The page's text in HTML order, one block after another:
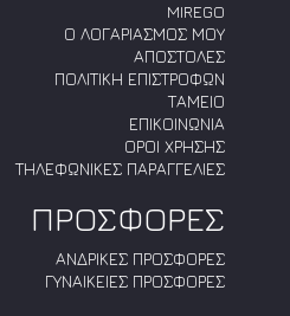
MIREGO
Ο ΛΟΓΑΡΙΑΣΜΟΣ ΜΟΥ
ΑΠΟΣΤΟΛΕΣ
ΠΟΛΙΤΙΚΗ ΕΠΙΣΤΡΟΦΩΝ
ΤΑΜΕΙΟ
ΕΠΙΚΟΙΝΩΝΙΑ
ΟΡΟΙ ΧΡΗΣΗΣ
ΤΗΛΕΦΩΝΙΚΕΣ ΠΑΡΑΓΓΕΛΙΕΣ
ΠΡΟΣΦΟΡΕΣ
ΑΝΔΡΙΚΕΣ ΠΡΟΣΦΟΡΕΣ
ΓΥΝΑΙΚΕΙΕΣ ΠΡΟΣΦΟΡΕΣ